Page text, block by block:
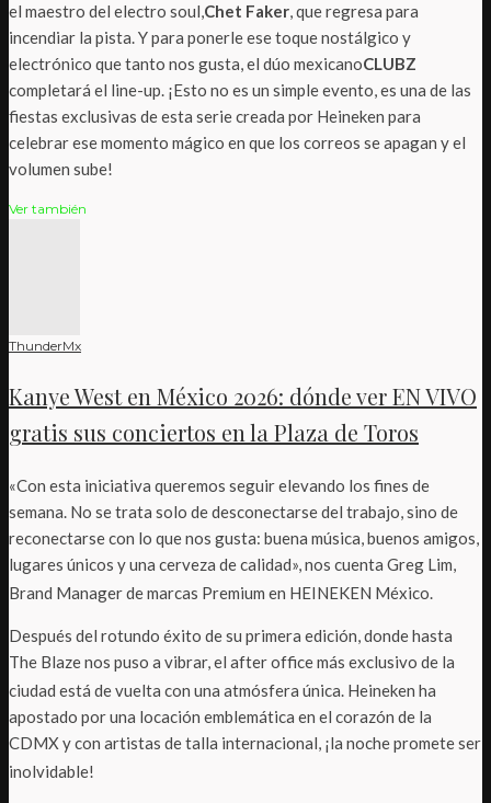
el maestro del electro soul,Chet Faker, que regresa para
incendiar la pista. Y para ponerle ese toque nostálgico y
electrónico que tanto nos gusta, el dúo mexicanoCLUBZ
completará el line-up. ¡Esto no es un simple evento, es una de las
fiestas exclusivas de esta serie creada por Heineken para
celebrar ese momento mágico en que los correos se apagan y el
volumen sube!
Ver también
ThunderMx
Kanye West en México 2026: dónde ver EN VIVO
gratis sus conciertos en la Plaza de Toros
«Con esta iniciativa queremos seguir elevando los fines de
semana. No se trata solo de desconectarse del trabajo, sino de
reconectarse con lo que nos gusta: buena música, buenos amigos,
lugares únicos y una cerveza de calidad», nos cuenta Greg Lim,
Brand Manager de marcas Premium en HEINEKEN México.
Después del rotundo éxito de su primera edición, donde hasta
The Blaze nos puso a vibrar, el after office más exclusivo de la
ciudad está de vuelta con una atmósfera única. Heineken ha
apostado por una locación emblemática en el corazón de la
CDMX y con artistas de talla internacional, ¡la noche promete ser
inolvidable!